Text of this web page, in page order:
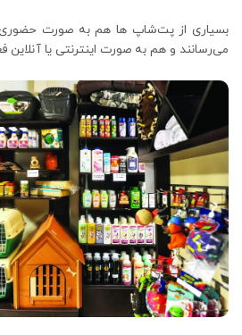
بسیاری از پت‌شاپ ‌ها هم به صورت حضوری،
می‌رسانند و هم به صورت اینترنتی یا آنلاین